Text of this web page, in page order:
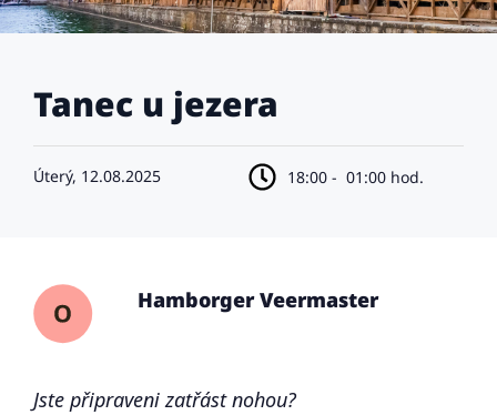
Tanec u jezera
Úterý, 12.08.2025 18:00 - 01:00 hod.
Hamborger Veermaster
Jste připraveni zatřást nohou?